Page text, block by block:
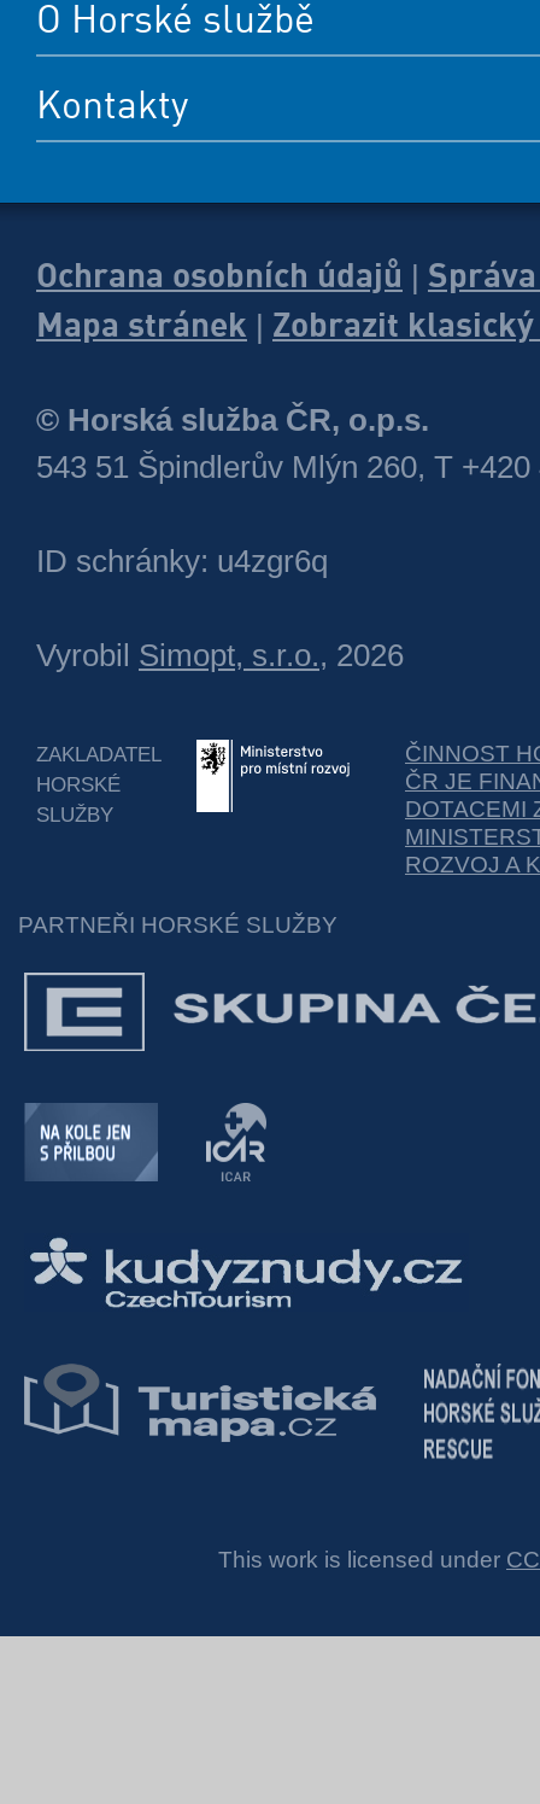
O Horské službě
Kontakty
Ochrana osobních údajů
Mapa stránek
Zobrazit
© Horská služba ČR, o.p.s.
543 51 Špindlerův Mlýn 260, T +420
ID schránky: u4zgr6q
Vyrobil Simopt, s.r.o., 2026
ZAKLADATEL
HORSKÉ
SLUŽBY
ČINNOST
ČR JE
DOTACEMI
ROZVOJ A
PARTNEŘI HORSKÉ SLUŽBY
This work is licensed under